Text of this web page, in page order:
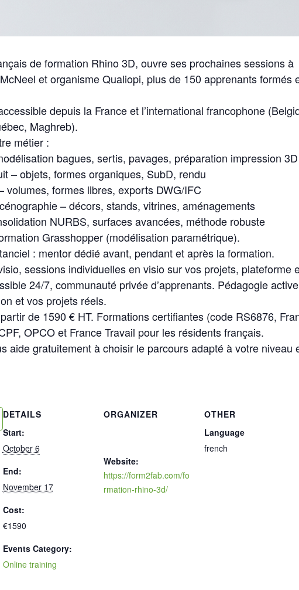
de formation Rhino 3D, ouvre ses prochaines sessions à
et organisme Qualiopi, plus de 150 apprenants formés
depuis la France et l’international francophone
Maghreb).
métier :
bagues, sertis, pavages, préparation impression 3D
– objets, formes organiques, SubD, rendu
volumes, formes libres, exports DWG/IFC
– décors, stands, vitrines, aménagements
NURBS, surfaces avancées, méthode robuste
Grasshopper (modélisation paramétrique).
: mentor dédié avant, pendant et après la formation.
sessions individuelles en visio sur vos projets, plateforme
24/7, communauté privée d’apprenants. Pédagogie active
et vos projets réels.
de 1590 € HT. Formations certifiantes (code RS6876,
OPCO et France Travail pour les résidents français.
aide gratuitement à choisir le parcours adapté à votre niveau
DETAILS
Start:
October 6
End:
November 17
Cost:
€1590
Events Category:
Online training
ORGANIZER
Website:
https://form2fab.com/fo
rmation-rhino-3d/
OTHER
Language
french